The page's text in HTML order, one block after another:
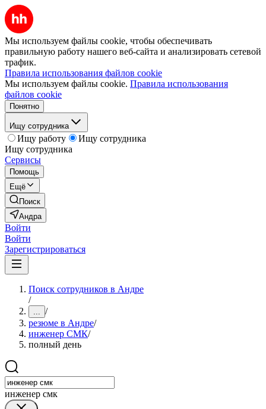
Мы используем файлы cookie, чтобы обеспечивать
правильную работу нашего веб-сайта и анализировать сетевой
трафик.
Правила использования файлов cookie
Мы используем файлы cookie. Правила использования
файлов cookie
Понятно
Ищу сотрудника
Ищу работу
Ищу сотрудника
Ищу сотрудника
Сервисы
Помощь
Ещё
Поиск
Андра
Войти
Войти
Зарегистрироваться
Поиск сотрудников в Андре
/
... /
резюме в Андре/
инженер СМК/
полный день
инженер смк